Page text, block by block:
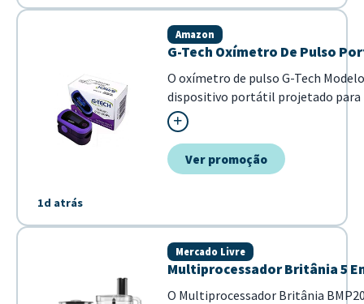
1d atrás
G-Tech Oxímetro De Pulso
Amazon
O oxímetro de pulso G-Tech
dispositivo portátil projetado para
no sangue (SpO2) e frequência
precisa. Destaca-se por sua tela
visualização dos dados em tempo
Ver promoção
Multiprocessador Britânia 5
Mercado Livre
O Multiprocessador Britânia